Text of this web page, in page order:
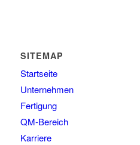
SITEMAP
Startseite
Unternehmen
Fertigung
QM-Bereich
Karriere